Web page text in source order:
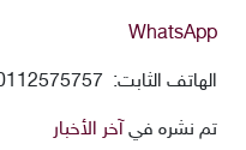
WhatsApp
الهاتف الثابت: 0112575757 من 8 صباحاً وحتى آذان المغرب
تم نشره في آخر الأخبار